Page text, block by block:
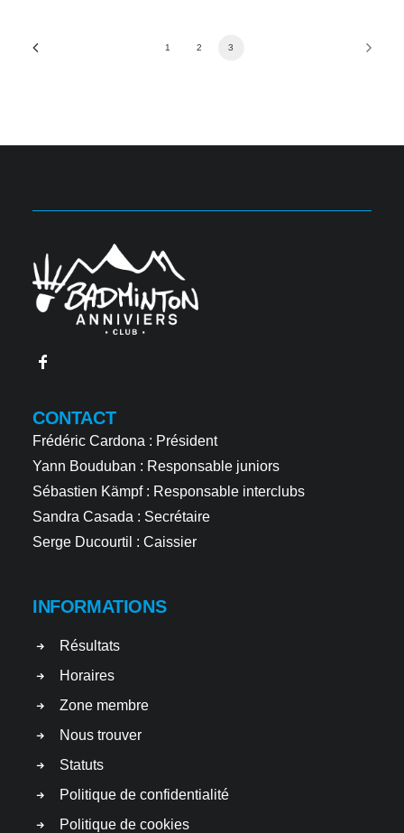
1 2 3
CONTACT
Frédéric Cardona : Président
Yann Bouduban : Responsable juniors
Sébastien Kämpf : Responsable interclubs
Sandra Casada : Secrétaire
Serge Ducourtil : Caissier
INFORMATIONS
Résultats
Horaires
Zone membre
Nous trouver
Statuts
Politique de confidentialité
Politique de cookies